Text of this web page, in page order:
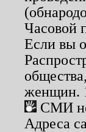
Часовой
Если вы
женщин.
СМИ
Адреса